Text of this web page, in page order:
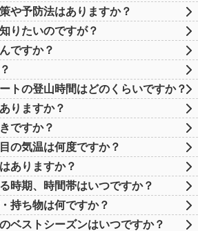
や予防法はありますか？
りたいのですが？
ですか？
トの登山時間はどのくらいですか？
りますか？
ですか？
の気温は何度ですか？
ありますか？
時期、時間帯はいつですか？
持ち物は何ですか？
ベストシーズンはいつですか？